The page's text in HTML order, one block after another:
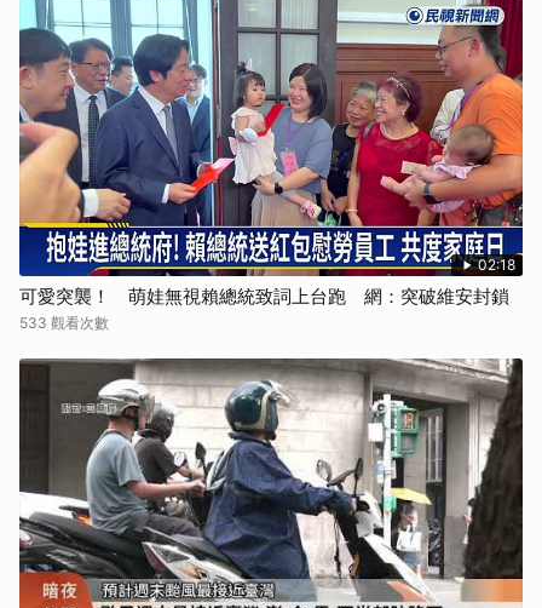
02:18
可愛突襲！ 萌娃無視賴總統致詞上台跑 網：突破維安封鎖
533 觀看次數